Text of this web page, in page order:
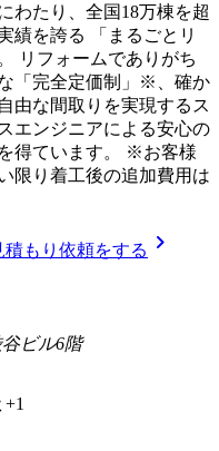
わたり、全国18万棟を超
績を誇る 「まるごとリ
リフォームでありがち
「完全定価制」※、確か
由な間取りを実現するス
エンジニアによる安心の
得ています。 ※お客様
限り着工後の追加費用は
積もり依頼をする chevron_right
ビル6階
+1